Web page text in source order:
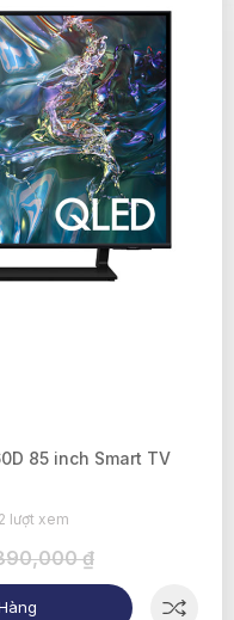
85 inch Smart TV
lượt xem
₫